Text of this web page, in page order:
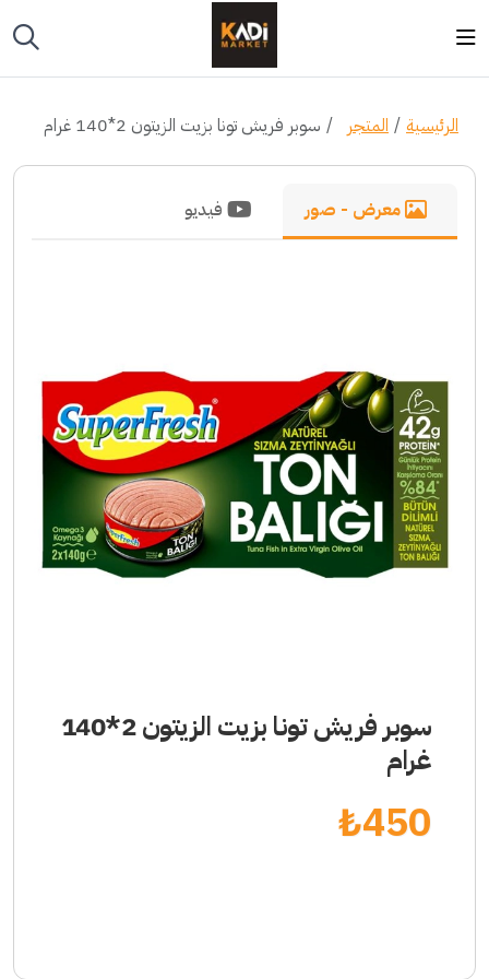
الرئيسية المتجر سوبر فريش تونا بزيت الزيتون 2*140 غرام
معرض - صور فيديو
سوبر فريش تونا بزيت الزيتون 2*140
غرام
450
₺